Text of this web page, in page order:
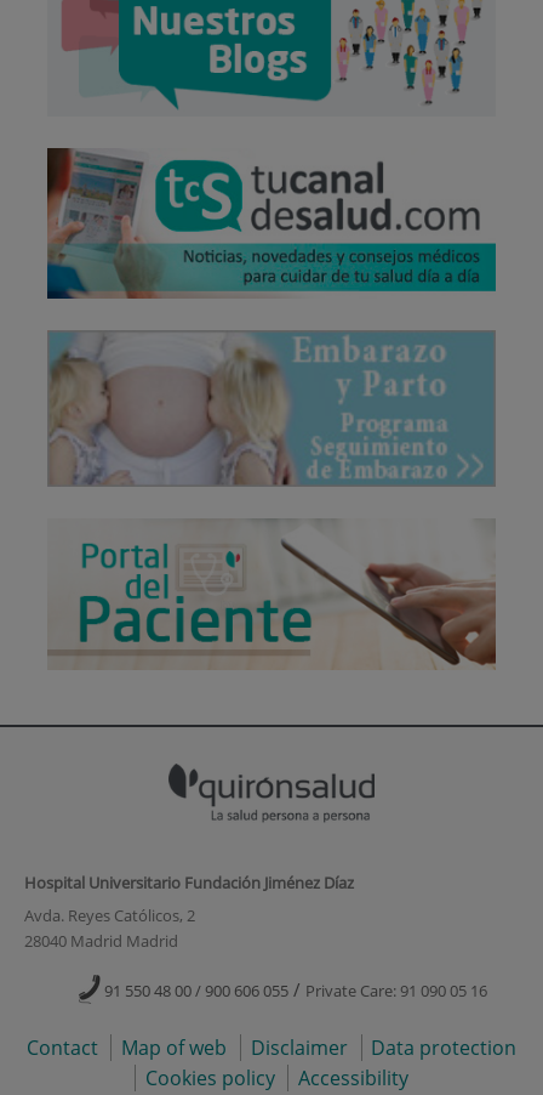
Hospital Universitario Fundación Jiménez Díaz
Avda. Reyes Católicos, 2
28040 Madrid Madrid
91 550 48 00 / 900 606 055 / Private Care: 91 090 05 16
Contact Map of web Disclaimer
Data protection
Cookies policy
Accessibility